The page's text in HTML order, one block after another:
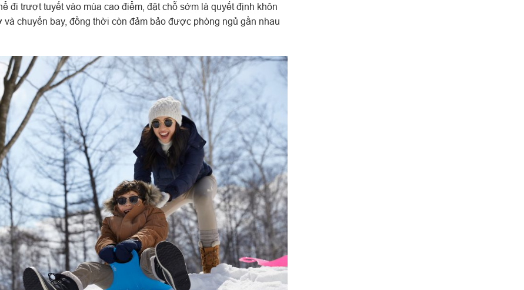
đi trượt tuyết vào mùa cao điểm, đặt chỗ sớm là quyết định khôn
chuyến bay, đồng thời còn đảm bảo được phòng ngủ gần nhau